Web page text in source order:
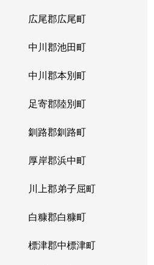
広尾郡広尾町
中川郡池田町
中川郡本別町
足寄郡陸別町
釧路郡釧路町
厚岸郡浜中町
川上郡弟子屈町
白糠郡白糠町
標津郡中標津町